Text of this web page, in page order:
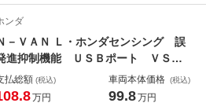
イドエアバッグ １オーナー バッ
カメラ 寒冷地仕様車 パワステ
ンダ
－ＶＡＮ Ｌ・ホンダセンシング 誤
進抑制機能 ＵＳＢポート ＶＳ
オートクルーズコントロール 両
スライドドア 盗難防止システム
払総額 (税込)
万円
車両本体価格 (税込)
99.8万円